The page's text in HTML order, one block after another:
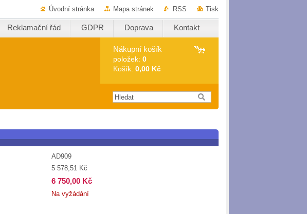
Úvodní stránka Mapa stránek RSS Tisk
Reklamační řád GDPR Doprava Kontakt
Nákupní košík
položek: 0
Košík: 0,00 Kč
AD909
5 578,51 Kč
6 750,00 Kč
Na vyžádání